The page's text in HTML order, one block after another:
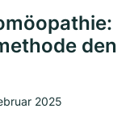
den
2025